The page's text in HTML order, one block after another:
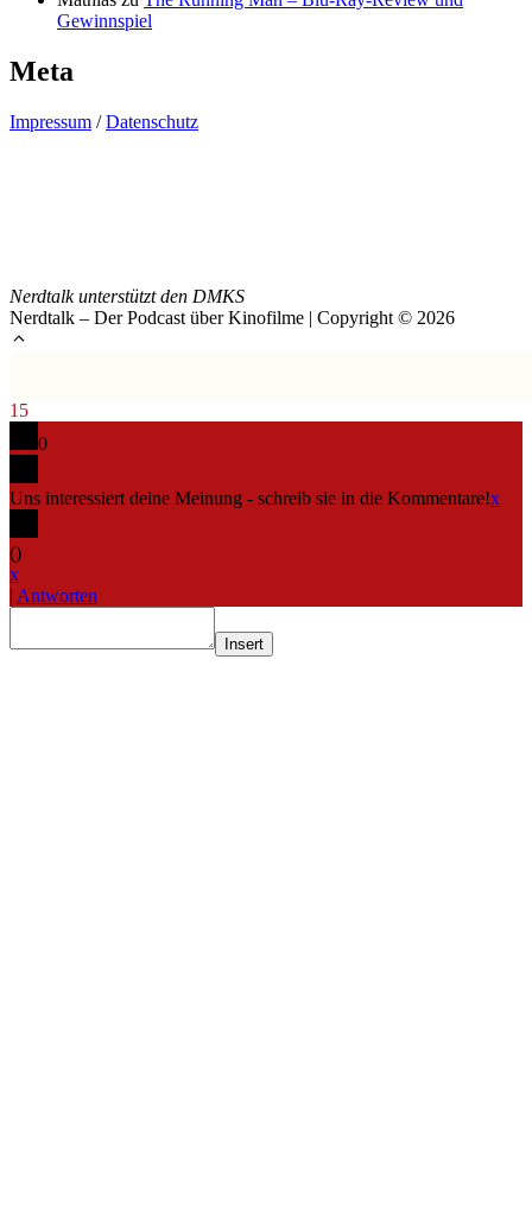
Gewinnspiel
Meta
Impressum /Datenschutz
Nerdtalk unterstützt den DMKS
Nerdtalk – Der Podcast über Kinofilme | Copyright © 2026
15
0
Uns interessiert deine Meinung - schreib sie in die Kommentare!x
()
x
| Antworten
Insert